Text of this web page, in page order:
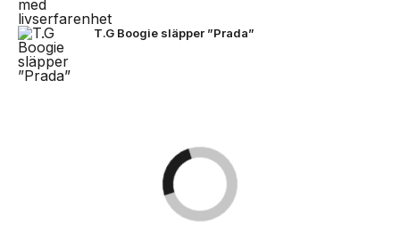
T.G Boogie släpper ”Prada”